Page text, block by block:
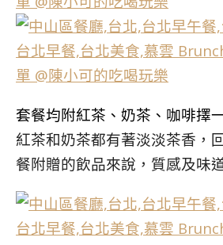
套餐均附紅茶、奶茶、咖啡擇
紅茶和奶茶都有著淡淡茶香，
餐附贈的飲品來說，質感及味